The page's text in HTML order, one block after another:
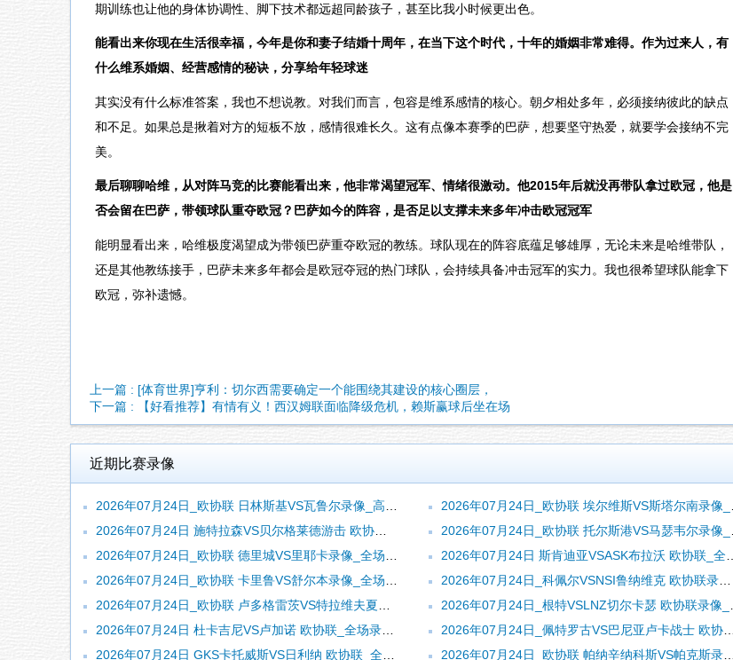
期训练也让他的身体协调性、脚下技术都远超同龄孩子，甚至比我小时候更出色。
能看出来你现在生活很幸福，今年是你和妻子结婚十周年，在当下这个时代，十年的婚姻非常难得。作为过来人，有
什么维系婚姻、经营感情的秘诀，分享给年轻球迷
其实没有什么标准答案，我也不想说教。对我们而言，包容是维系感情的核心。朝夕相处多年，必须接纳彼此的缺点
和不足。如果总是揪着对方的短板不放，感情很难长久。这有点像本赛季的巴萨，想要坚守热爱，就要学会接纳不完
美。
最后聊聊哈维，从对阵马竞的比赛能看出来，他非常渴望冠军、情绪很激动。他2015年后就没再带队拿过欧冠，他是
否会留在巴萨，带领球队重夺欧冠？巴萨如今的阵容，是否足以支撑未来多年冲击欧冠冠军
能明显看出来，哈维极度渴望成为带领巴萨重夺欧冠的教练。球队现在的阵容底蕴足够雄厚，无论未来是哈维带队，
还是其他教练接手，巴萨未来多年都会是欧冠夺冠的热门球队，会持续具备冲击冠军的实力。我也很希望球队能拿下
欧冠，弥补遗憾。
上一篇 : [体育世界]亨利：切尔西需要确定一个能围绕其建设的核心圈层，
下一篇 : 【好看推荐】有情有义！西汉姆联面临降级危机，赖斯赢球后坐在场
近期比赛录像
2026年07月24日_欧协联 日林斯基VS瓦鲁尔录像_高清录像【全场回放】
2026年07月24日_欧协联 埃尔维斯VS斯塔尔南录像_全场录像【全场回放】
2026年07月24日 施特拉森VS贝尔格莱德游击 欧协联_全场录像【全场回放】
2026年07月24日_欧协联 托尔斯港VS马瑟韦尔录像_高清录像【全场回放】
2026年07月24日_欧协联 德里城VS里耶卡录像_全场录像【高清回放】
2026年07月24日 斯肯迪亚VSASK布拉沃 欧协联_全场录像【全场回放】
2026年07月24日_欧协联 卡里鲁VS舒尔本录像_全场录像【高清回放】
2026年07月24日_科佩尔VSNSI鲁纳维克 欧协联录像_全场录像【视频集锦】
2026年07月24日_欧协联 卢多格雷茨VS特拉维夫夏普尔录像_高清录像【全场回放】
2026年07月24日_根特VSLNZ切尔卡瑟 欧协联录像_高清录像【全场回放】
2026年07月24日 杜卡吉尼VS卢加诺 欧协联_全场录像【全场回放】
2026年07月24日_佩特罗古VS巴尼亚卢卡战士 欧协联录像_全场录像【全场回放】
2026年07月24日 GKS卡托威斯VS日利纳 欧协联_全场录像【视频集锦】
2026年07月24日_欧协联 帕纳辛纳科斯VS帕克斯录像_全场录像【高清回放】